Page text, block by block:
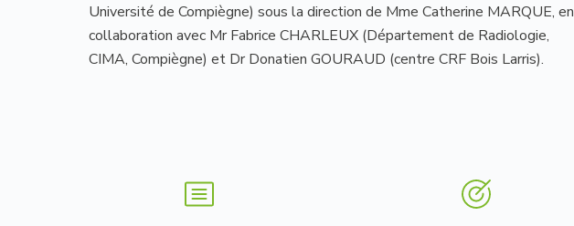
Université de Compiègne) sous la direction de Mme Catherine MARQUE, en
collaboration avec Mr Fabrice CHARLEUX (Département de Radiologie,
CIMA, Compiègne) et Dr Donatien GOURAUD (centre CRF Bois Larris).